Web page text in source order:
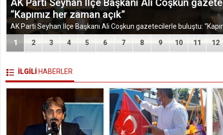
TÜGEM Adana Temmuz Ayı Toplantısında Yol
1 2 3 4 5 6 7 8 9 10 11 12
İLGİLİ HABERLER